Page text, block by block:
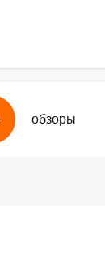
обзоры